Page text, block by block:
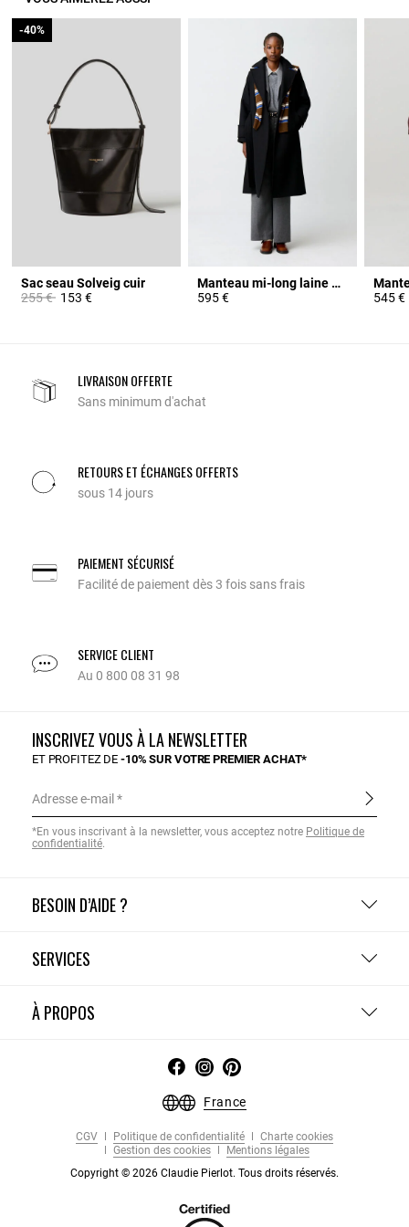
Sac seau Solveig cuir
Prix réduit à partir de
255 €à
-40%
153 €
-40%
Manteau mi-long laine mélangée
595 €
545 €
LIVRAISON OFFERTE
Sans minimum d'achat
RETOURS ET ÉCHANGES OFFERTS
sous 14 jours
PAIEMENT SÉCURISÉ
Facilité de paiement dès 3 fois sans frais
SERVICE CLIENT
Au 0 800 08 31 98
BESOIN D’AIDE ?
SERVICES
À PROPOS
INSCRIVEZ VOUS À LA NEWSLETTER
ET PROFITEZ DE-10% SUR VOTRE PREMIER ACHAT*
Adresse e-mail
*En vous inscrivant à la newsletter, vous acceptez notre Politique de
confidentialité.
France
CGV Politique de confidentialité
Charte cookies
Gestion des cookies
Mentions légales
Copyright © 2026 Claudie Pierlot. Tous droits réservés.